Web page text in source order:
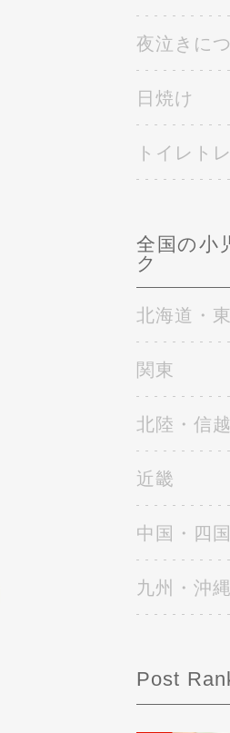
夜泣きに
日焼け
トイレト
全国の小
ク
北海道・
関東
北陸・信
近畿
中国・四国
九州・沖縄
Post